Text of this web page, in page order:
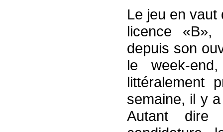
Le jeu en vaut
licence
depuis son
le week-
littéralement
semaine, il y
Autant